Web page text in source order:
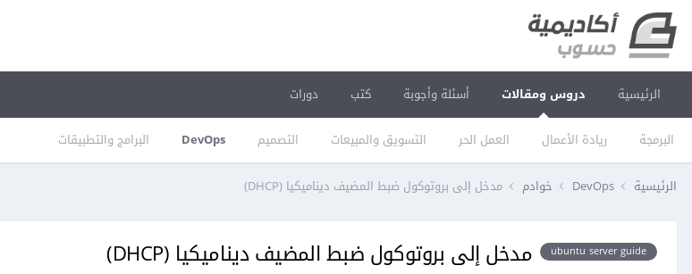
الرئيسية دروس ومقالات
البرمجة ريادة الأعمال العمل الحر التسويق والمبيعات التصميم DevOps البرامج والتطبيقات
أسئلة وأجوبة كتب دورات
الرئيسية DevOps خوادم مدخل إلى بروتوكول ضبط المضيف ديناميكيا (DHCP)
ubuntu server guide مدخل إلى بروتوكول ضبط المضيف ديناميكيا (DHCP)